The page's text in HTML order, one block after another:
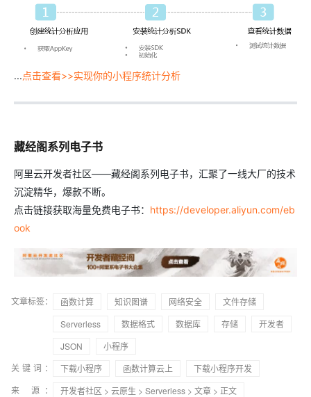
...点击查看>>实现你的小程序统计分析
藏经阁系列电子书
阿里云开发者社区——藏经阁系列电子书，汇聚了一线大厂的技术
沉淀精华，爆款不断。
点击链接获取海量免费电子书： https://developer.aliyun.com/eb
ook
文章标签： 函数计算 知识图谱 网络安全
文件存储
Serverless
数据格式 数据库 存储
开发者
JSON
小程序
关键词：
下载小程序 函数计算云上
下载小程序开发
来 源：
开发者社区 > 云原生 > Serverless > 文章 > 正文